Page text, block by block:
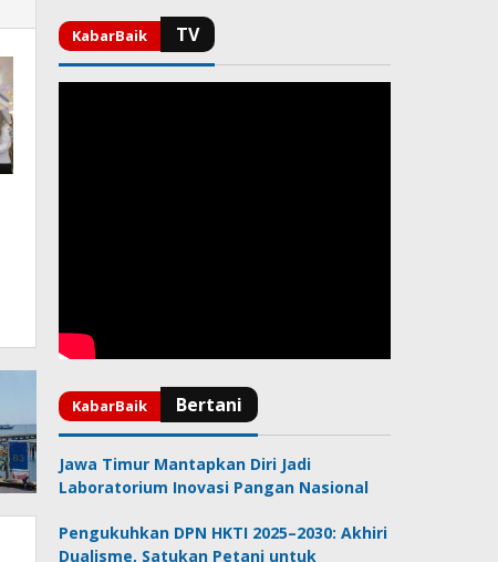
Jawa Timur Mantapkan Diri Jadi
Laboratorium Inovasi Pangan Nasional
Pengukuhkan DPN HKTI 2025–2030: Akhiri
Dualisme, Satukan Petani untuk